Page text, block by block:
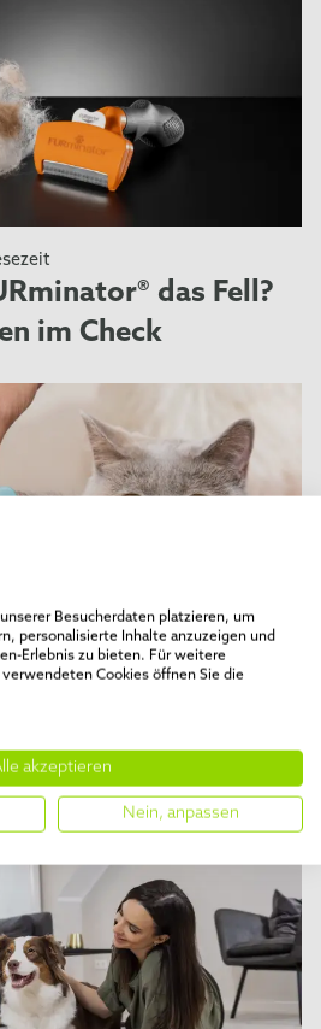
das Fell?
im Check
Katzen
Besucherdaten platzieren, um
personalisierte Inhalte anzuzeigen und
Erlebnis zu bieten. Für weitere
Cookies öffnen Sie die
akzeptieren
Nein, anpassen